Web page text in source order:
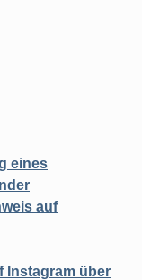
eines
auf
Instagram über